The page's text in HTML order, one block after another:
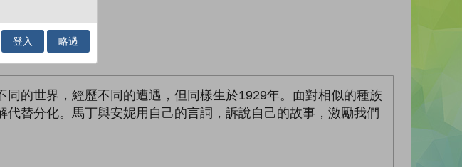
的世界，經歷不同的遭遇，但同樣生於1929年。面對相似的種族
替分化。馬丁與安妮用自己的言詞，訴說自己的故事，激勵我們
登入 略過